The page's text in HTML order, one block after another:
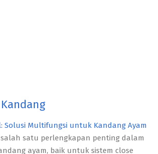
Solusi Multifungsi untuk Kandang Ayam
satu perlengkapan penting dalam
ayam, baik untuk sistem close